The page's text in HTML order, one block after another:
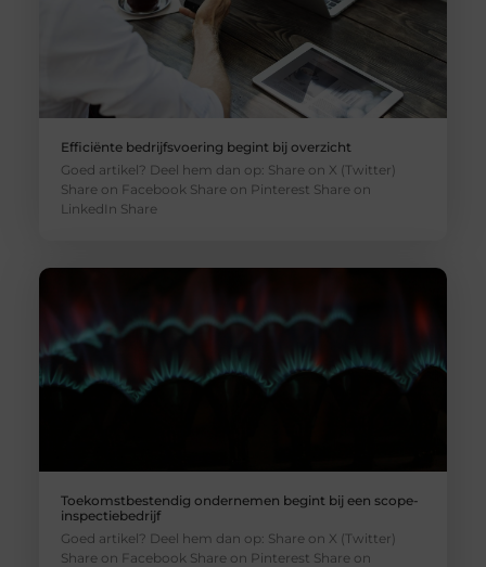
Efficiënte bedrijfsvoering begint bij overzicht
Goed artikel? Deel hem dan op: Share on X (Twitter)
Share on Facebook Share on Pinterest Share on
LinkedIn Share
Toekomstbestendig ondernemen begint bij een scope-
inspectiebedrijf
Goed artikel? Deel hem dan op: Share on X (Twitter)
Share on Facebook Share on Pinterest Share on